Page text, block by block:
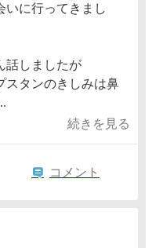
いに行ってきまし
話しましたが
スタンのきしみは鼻
続きを見る
コメント